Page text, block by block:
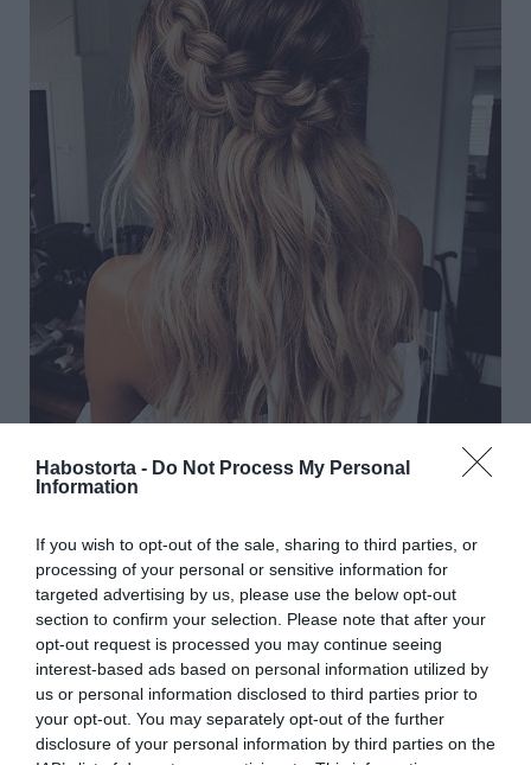
Habostorta - Do Not Process My Personal
Information
If you wish to opt-out of the sale, sharing to third parties, or
processing of your personal or sensitive information for
targeted advertising by us, please use the below opt-out
section to confirm your selection. Please note that after your
opt-out request is processed you may continue seeing
interest-based ads based on personal information utilized by
us or personal information disclosed to third parties prior to
your opt-out. You may separately opt-out of the further
disclosure of your personal information by third parties on the
Ha alapból hullámos a hajunk, akkor nem lesz sok
teendőnk. Mindenki másnak azonban kézbe kell vennie
a hajgöndörítőt. Ha sikerült begöndörítenünk a
hajunkat, akkor már csak be kell fonnunk egy tincset, és
hullámcsatokkal rögzíteni.